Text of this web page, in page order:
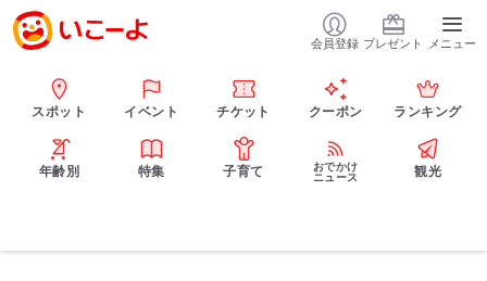
会員登録 プレゼント メニュー
スポット イベント チケット クーポン ランキング
年齢別 特集 子育て
おでかけ
ニュース
観光